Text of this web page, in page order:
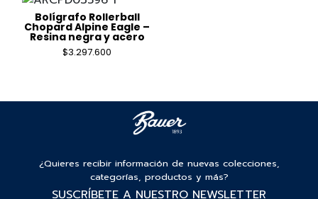
Bolígrafo Rollerball
Chopard Alpine Eagle –
Resina negra y acero
$3.297.600
¿Quieres recibir información de nuevas colecciones,
categorías, productos y más?
SUSCRÍBETE A NUESTRO NEWSLETTER